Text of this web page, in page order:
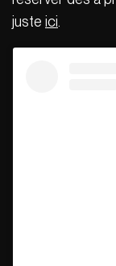
juste ici